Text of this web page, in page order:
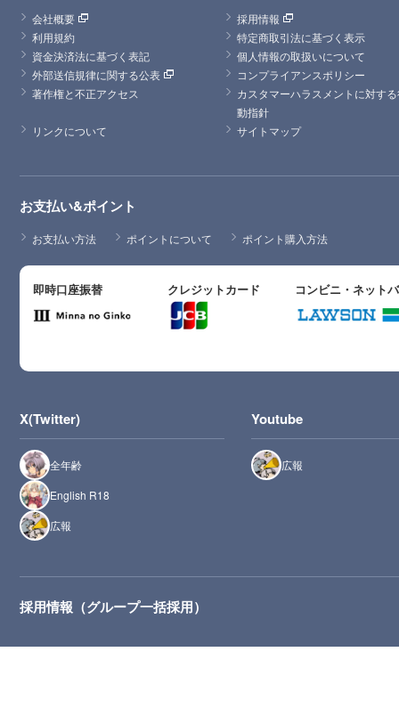
会社概要
採用情報
利用規約
特定商取引法に基づく表示
資金決済法に基づく表記
個人情報の取扱いについて
外部送信規律に関する公表
コンプライアンスポリシー
著作権と不正アクセス
カスタマーハラスメントに対す
動指針
リンクについて
サイトマップ
お支払い&ポイント
お支払い方法 ポイントについて ポイント購入方法
即時口座振替 クレジットカード コンビニ・ネット
X(Twitter)
全年齢
English R18
広報
Youtube
広報
採用情報（グループ一括採用）